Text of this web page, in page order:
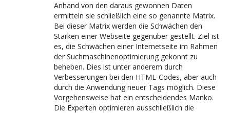
Anhand von den daraus gewonnen Daten
ermitteln sie schließlich eine so genannte Matrix.
Bei dieser Matrix werden die Schwächen den
Stärken einer Webseite gegenüber gestellt. Ziel ist
es, die Schwächen einer Internetseite im Rahmen
der Suchmaschinenoptimierung gekonnt zu
beheben. Dies ist unter anderem durch
Verbesserungen bei den HTML-Codes, aber auch
durch die Anwendung neuer Tags möglich. Diese
Vorgehensweise hat ein entscheidendes Manko.
Die Experten optimieren ausschließlich die